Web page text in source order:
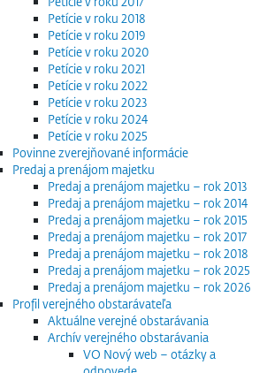
Petície v roku 2018
Petície v roku 2019
Petície v roku 2020
Petície v roku 2021
Petície v roku 2022
Petície v roku 2023
Petície v roku 2024
Petície v roku 2025
Povinne zverejňované informácie
Predaj a prenájom majetku
Predaj a prenájom majetku – rok 2013
Predaj a prenájom majetku – rok 2014
Predaj a prenájom majetku – rok 2015
Predaj a prenájom majetku – rok 2017
Predaj a prenájom majetku – rok 2018
Predaj a prenájom majetku – rok 2025
Predaj a prenájom majetku – rok 2026
Profil verejného obstarávateľa
Aktuálne verejné obstarávania
Archív verejného obstarávania
VO Nový web – otázky a